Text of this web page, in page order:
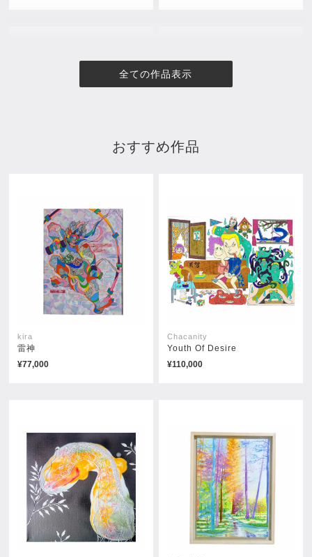
全ての作品表示
¥66,000
売約済み
おすすめ作品
kira
雷神
¥77,000
Chacanity
Youth Of Desire
¥110,000